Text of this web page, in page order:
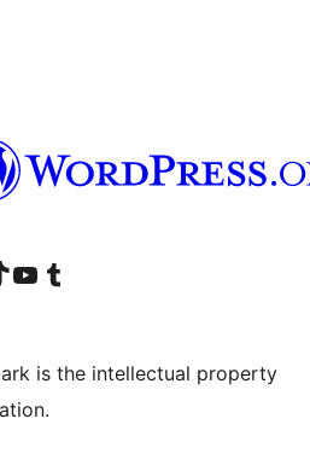
account
mūsų TikTok paskyroje
Visit our YouTube channel
Apsilankykite mūsų Tumblr paskyroje
is the intellectual property